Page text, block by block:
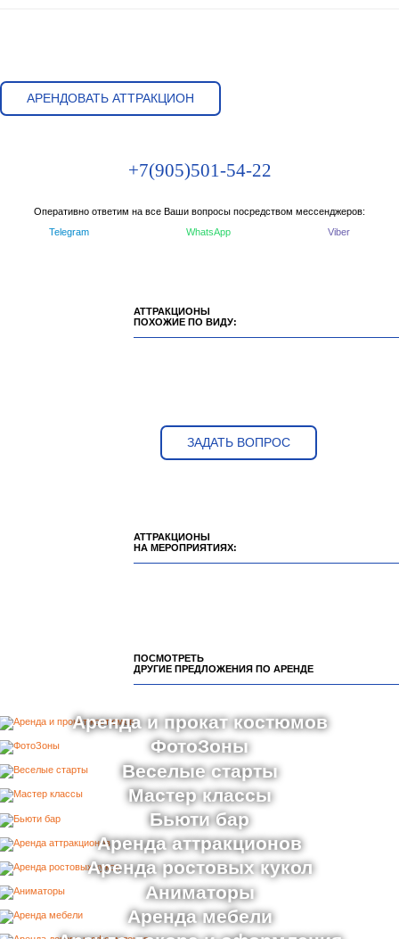
АРЕНДОВАТЬ АТТРАКЦИОН
+7(905)501-54-22
Оперативно ответим на все Ваши вопросы посредством мессенджеров:
Telegram
WhatsApp Viber
АТТРАКЦИОНЫ
ПОХОЖИЕ ПО ВИДУ:
ЗАДАТЬ ВОПРОС
АТТРАКЦИОНЫ
НА МЕРОПРИЯТИЯХ:
ПОСМОТРЕТЬ
ДРУГИЕ ПРЕДЛОЖЕНИЯ ПО АРЕНДЕ
Аренда и прокат костюмов
ФотоЗоны
Веселые старты
Мастер классы
Бьюти бар
Аренда аттракционов
Аренда ростовых кукол
Аниматоры
Аренда мебели